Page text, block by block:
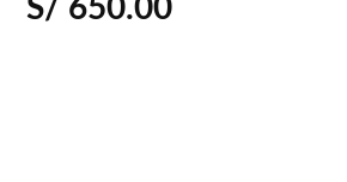
S/ 650.00